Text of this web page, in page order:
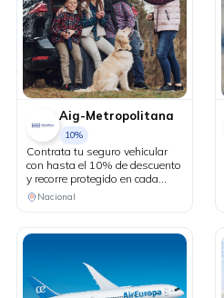
Aig-Metropolitana
10%
Contrata tu seguro vehicular
con hasta el 10% de descuento
y recorre protegido en cada
kilómetro. Adicionalmente,
recibe una revisión vehicular
matriculación de tu auto sin
Nacional